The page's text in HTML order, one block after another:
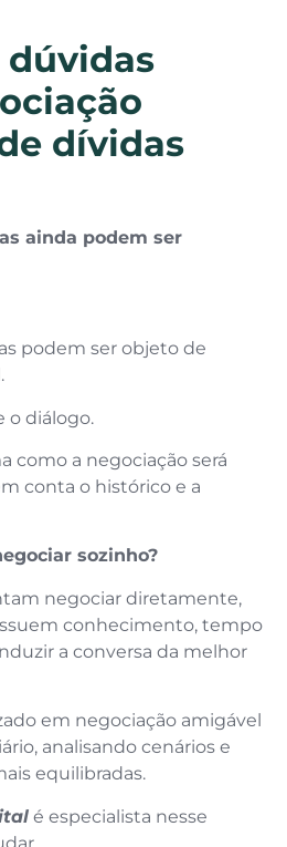
dívidas
ainda podem ser
podem ser objeto de
o diálogo.
como a negociação será
conta o histórico e a
sozinho?
negociar diretamente,
conhecimento, tempo
a conversa da melhor
em negociação amigável
analisando cenários e
equilibradas.
é especialista nesse